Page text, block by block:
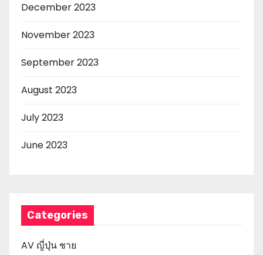
December 2023
November 2023
September 2023
August 2023
July 2023
June 2023
Categories
AV ญี่ปุ่น ชาย